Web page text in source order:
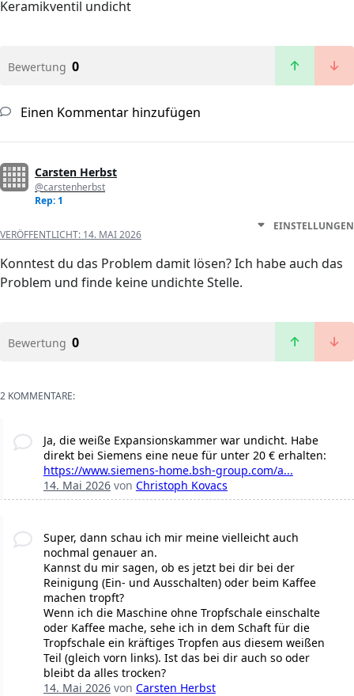
Keramikventil undicht
Bewertung 0
Einen Kommentar hinzufügen
Carsten Herbst
@carstenherbst
Rep: 1
VERÖFFENTLICHT: 14. MAI 2026
EINSTELLUNGEN
Konntest du das Problem damit lösen? Ich habe auch das
Problem und finde keine undichte Stelle.
Bewertung 0
2 KOMMENTARE:
Ja, die weiße Expansionskammer war undicht. Habe
direkt bei Siemens eine neue für unter 20 € erhalten:
https://www.siemens-home.bsh-group.com/a...
14. Mai 2026von Christoph Kovacs
Super, dann schau ich mir meine vielleicht auch
nochmal genauer an.
Kannst du mir sagen, ob es jetzt bei dir bei der
Reinigung (Ein- und Ausschalten) oder beim Kaffee
machen tropft?
Wenn ich die Maschine ohne Tropfschale einschalte
oder Kaffee mache, sehe ich in dem Schaft für die
Tropfschale ein kräftiges Tropfen aus diesem weißen
Teil (gleich vorn links). Ist das bei dir auch so oder
bleibt da alles trocken?
14. Mai 2026von Carsten Herbst